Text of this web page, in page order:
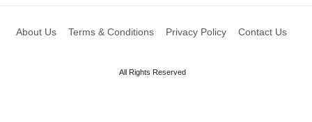
About Us Terms & Conditions Privacy Policy Contact Us
All Rights Reserved